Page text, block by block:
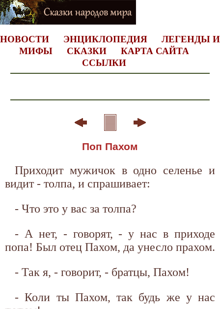
НОВОСТИ ЭНЦИКЛОПЕДИЯ
ЛЕГЕНДЫ И
МИФЫ
СКАЗКИ
КАРТА САЙТА
ССЫЛКИ
Поп Пахом
Приходит мужичок в одно селенье и
видит - толпа, и спрашивает:
- Что это у вас за толпа?
- А нет, - говорят, - у нас в приходе
попа! Был отец Пахом, да унесло прахом.
- Так я, - говорит, - братцы, Пахом!
- Коли ты Пахом, так будь же у нас